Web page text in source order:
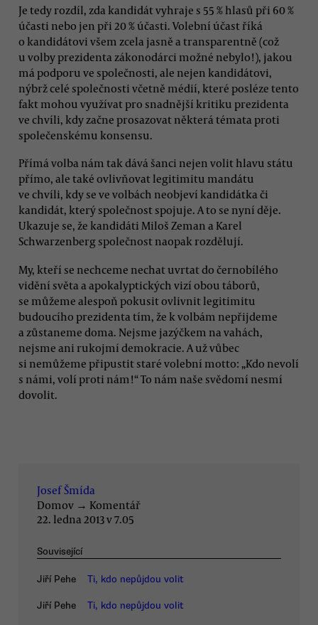
Je tedy rozdíl, zda kandidát vyhraje s 55 % hlasů při 60 %
účasti nebo jen při 20 % účasti. Volební účast říká
o kandidátovi všem zcela jasně a transparentně (což
u volby prezidenta zákonodárci možné nebylo!), jakou
má podporu ve společnosti, ale nejen kandidátovi,
nýbrž celé společnosti včetně médií, které posléze tento
fakt mohou využívat pro snadnější kritiku prezidenta
ve chvíli, kdy začne prosazovat některá témata proti
společenskému konsensu.
Přímá volba nám tak dává šanci nejen volit hlavu státu
přímo, ale také ovlivňovat legitimitu mandátu
ve chvíli, kdy se ve volbách neobjeví kandidátka či
kandidát, který společnost spojuje. A to se nyní děje.
Ukazuje se, že kandidáti Miloš Zeman a Karel
Schwarzenberg společnost naopak rozdělují.
My, kteří se nechceme nechat uvrtat do černobílého
vidění světa a apokalyptických vizí obou táborů,
se můžeme alespoň pokusit ovlivnit legitimitu
budoucího prezidenta tím, že k volbám nepřijdeme
a zůstaneme doma. Nejsme jazýčkem na vahách,
nejsme ani rukojmí demokracie. A už vůbec
si nemůžeme připustit staré volební motto: „Kdo nevolí
s námi, volí proti nám!“ To nám naše svědomí nesmí
dovolit.
Josef Šmída
Domov → Komentář
22. ledna 2013 v 7.05
Související
Jiří Pehe Ti, kdo nepůjdou volit
Jiří Pehe Ti, kdo nepůjdou volit